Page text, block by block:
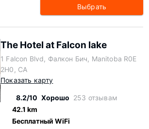
Выбрать
The Hotel at Falcon lake
1 Falcon Blvd, Фалкон Бич, Manitoba R0E
2H0, CA
Показать карту
8.2/10 Хорошо 253 отзывам
42.1 km
Бесплатный WiFi